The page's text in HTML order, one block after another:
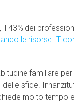
il 43% dei
le risorse IT
familiare
sfide.
molto tempo